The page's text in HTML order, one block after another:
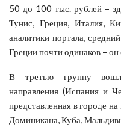
50 до 100 тыс. рублей –
Тунис, Греция, Италия,
аналитики портала,
Греции почти одинаков –
В третью группу
направления (Испания и
представленная в городе
Доминикана, Куба,